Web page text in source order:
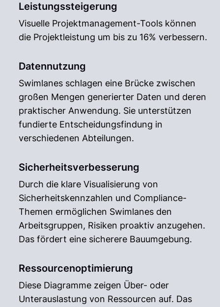
Leistungssteigerung
Visuelle Projektmanagement-Tools können
die Projektleistung um bis zu 16% verbessern.
Datennutzung
Swimlanes schlagen eine Brücke zwischen
großen Mengen generierter Daten und deren
praktischer Anwendung. Sie unterstützen
fundierte Entscheidungsfindung in
verschiedenen Abteilungen.
Sicherheitsverbesserung
Durch die klare Visualisierung von
Sicherheitskennzahlen und Compliance-
Themen ermöglichen Swimlanes den
Arbeitsgruppen, Risiken proaktiv anzugehen.
Das fördert eine sicherere Bauumgebung.
Ressourcenoptimierung
Diese Diagramme zeigen Über- oder
Unterauslastung von Ressourcen auf. Das